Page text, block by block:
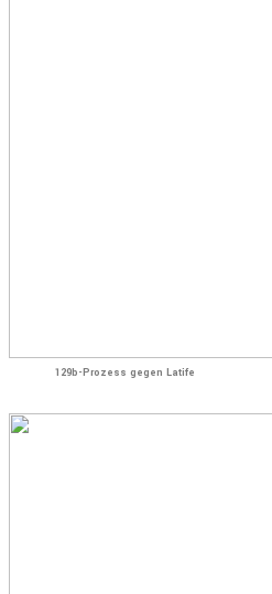
129b-Prozess gegen Latife